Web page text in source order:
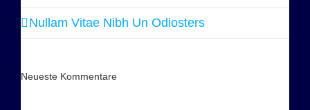
Nullam Vitae Nibh Un Odiosters
Neueste Kommentare